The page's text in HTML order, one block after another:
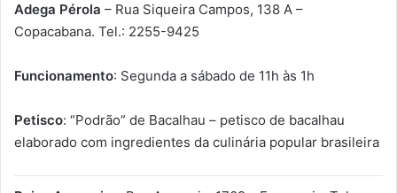
Adega Pérola – Rua Siqueira Campos, 138 A –
Copacabana. Tel.: 2255-9425
Funcionamento: Segunda a sábado de 11h às 1h
Petisco: “Podrão” de Bacalhau – petisco de bacalhau
elaborado com ingredientes da culinária popular brasileira